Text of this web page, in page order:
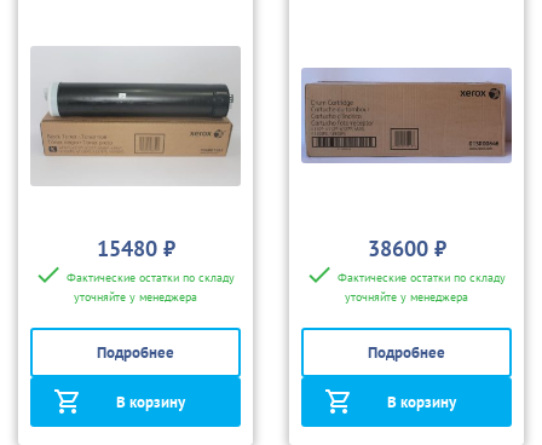
15480 ₽
Фактические остатки по складу
уточняйте у менеджера
Подробнее
В корзину
38600 ₽
Фактические остатки по складу
уточняйте у менеджера
Подробнее
В корзину